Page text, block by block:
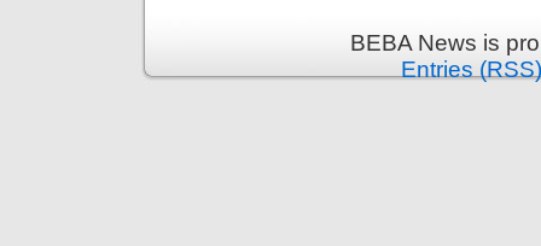
BEBA News is
Entries (RSS)